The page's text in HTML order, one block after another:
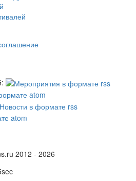
2012 - 2026